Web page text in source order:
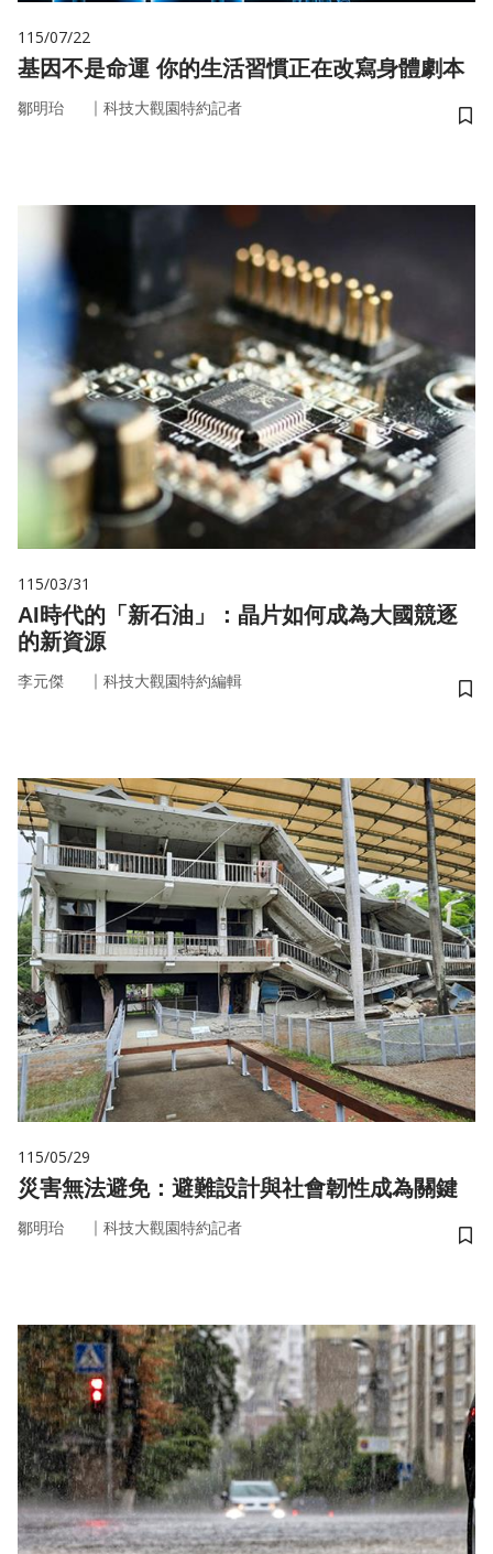
115/07/22
基因不是命運 你的生活習慣正在改寫身體劇本
鄒明珆 ｜ 科技大觀園特約記者
儲
115/03/31
AI時代的「新石油」：晶片如何成為大國競逐
的新資源
李元傑 ｜ 科技大觀園特約編輯
儲
115/05/29
災害無法避免：避難設計與社會韌性成為關鍵
鄒明珆 ｜ 科技大觀園特約記者
儲